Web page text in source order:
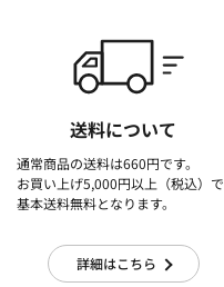
送料について
通常商品の送料は660円です。
お買い上げ5,000円以上（税込）で
基本送料無料となります。
詳細はこちら